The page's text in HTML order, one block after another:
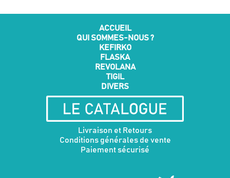
ACCUEIL
QUI SOMMES-NOUS ?
KEFIRKO
FLASKA
REVOLANA
TIGIL
DIVERS
Livraison et Retours
Conditions générales de vente
Paiement sécurisé